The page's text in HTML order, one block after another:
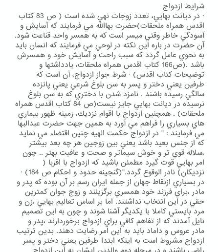
شرايط ازدواج
· در ديانت بهايي، تعدد زوجات نهي شده است ( ص 83 كتاب
اقدس همراه ملحقات)حضرت بهاالله مي فرمايند كه آسايش و
آسودگي خاطر وقتي ميسر است كه به همسر واحد قناعت شود.
آن حضرت در باره اين نكته در لوحي مي فرمايند كه انسان بايد
به نحوي عامل گردد كه سبب راحت و آسايش خود و همسرش
باشد .(ص166 كتاب اقدس همراه ملحقات، يادداشتها و
توضيحات كتاب اقدس) · شرط جواز ازدواج، آن است كه
طرفين يعني دختر و پسر به سن بلوغ شرعي يعني پانزده
سالگي رسيده باشند . نامزد شدن با دختري كه به سن بلوغ
نرسيده در ديانت بهايي جايز نيست(ص 84 كتاب اقدس همراه
ملحقات) . همچنين ازدواج با اقوام نزديك، زمينه ظهور بيماري
هاي بسياري را فراهم مي آورد به همين جهت حضرت عبدالبها
مي فرمايند : " در ازدواج حكمت الهيه چنين اقتضاء مي نمايد
كه از جنس بعيد باشد يعني بين زوجين هر چه بعد بيشتر
،سلاله قوي تر و خوش سيماتر و صحت و عافيت بهتر .. چون
امر بهايي قوت گيرد مطمئن باشيد كه ازدواج با اقربا (
نزديكان) نادر الوقوع گردد."(گنجينه حدود و احكام ص 184) ·
در بسياري ازنقاط جهان از جمله ايران رسم بر آن بوده كه پدر و
مادر ،براي فرزند خود همسري برگزينند و زوج جوان كمترين
حقي در اين انتخاب نداشتند. اما بر اساس تعاليم بهايي ،زن و
مرد بايستي كاملا با يكديگر آشنا شوند و چون به اين تصميم
نايل آمدند كه از تفاهم كافي براي ازدواج برخوردارند ،پدر و
مادر عروس و داماد بايد به اين امر رضايت دهند. بدين ترتيب
ازدواج مشروط است به اينكه ابتدا طرفين يعني دختر و پسر